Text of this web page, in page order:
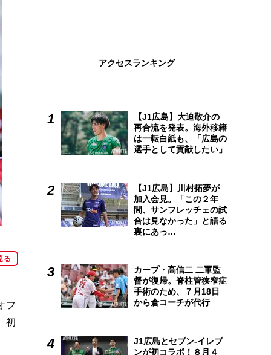
る
フ
初
アクセスランキング
【J1広島】大迫敬介の
再合流を発表。海外移籍
は一転白紙も、「広島の
選手として貢献したい」
【J1広島】川村拓夢が
加入会見。「この２年
間、サンフレッチェの試
合は見なかった」と語る
裏にあっ…
カープ・高信二 二軍監
督が復帰。脊柱管狭窄症
手術のため、７月18日
から倉コーチが代行
J1広島とセブン-イレブ
ンが初コラボ！８月４